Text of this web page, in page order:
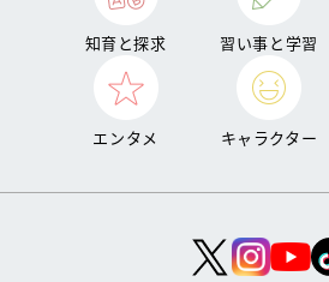
知育と探求 習い事と学習
エンタメ キャラクター